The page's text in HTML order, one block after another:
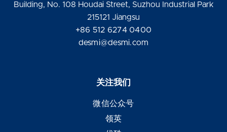
Building, No. 108 Houdai Street, Suzhou Industrial Park
215121 Jiangsu
+86 512 6274 0400
desmi@desmi.com
关注我们
微信公众号
领英